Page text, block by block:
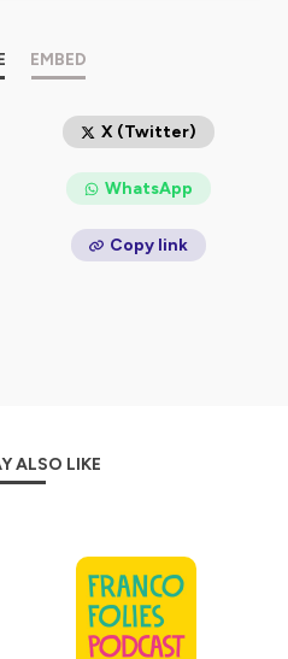
ausha.co/politique-de-
EMBED
X (Twitter)
WhatsApp
Copy link
ALSO LIKE